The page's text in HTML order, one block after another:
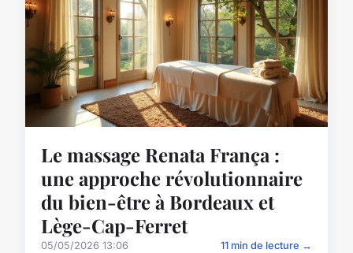
Le massage Renata França :
une approche révolutionnaire
du bien-être à Bordeaux et
Lège-Cap-Ferret
05/05/2026 13:06 11 min de lecture →